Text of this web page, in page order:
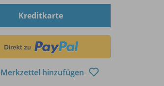
Kreditkarte
hinzufügen